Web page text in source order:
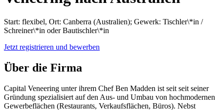
Start: flexibel, Ort: Canberra (Australien); Gewerk: Tischler\*in /
Schreiner\*in oder Bautischler\*in
Jetzt registrieren und bewerben
Über die Firma
Capital Veneering unter ihrem Chef Ben Madden ist seit seit seiner
Gründung spezialisiert auf den Aus- und Umbau von hochmodernen
Gewerbeflächen (Restaurants, Verkaufsflächen, Büros). Nebst